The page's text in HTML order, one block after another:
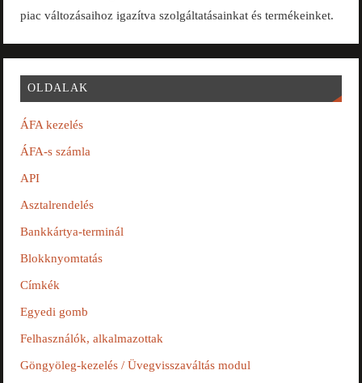
piac változásaihoz igazítva szolgáltatásainkat és termékeinket.
OLDALAK
ÁFA kezelés
ÁFA-s számla
API
Asztalrendelés
Bankkártya-terminál
Blokknyomtatás
Címkék
Egyedi gomb
Felhasználók, alkalmazottak
Göngyöleg-kezelés / Üvegvisszaváltás modul